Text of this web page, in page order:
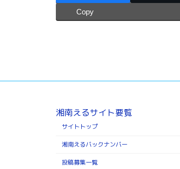
Copy
湘南えるサイト要覧
サイトトップ
湘南えるバックナンバー
投稿募集一覧